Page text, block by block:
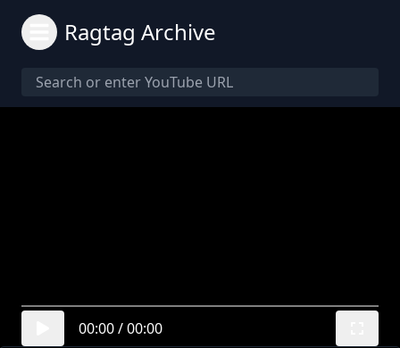
Ragtag Archive
00:00/00:00